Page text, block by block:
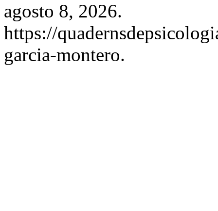
agosto 8, 2026.
https://
garcia-montero.